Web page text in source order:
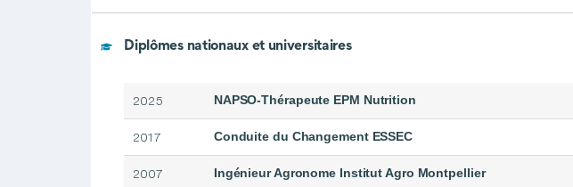
Diplômes nationaux et universitaires
2025 NAPSO-Thérapeute EPM Nutrition
2017 Conduite du Changement ESSEC
2007 Ingénieur Agronome Institut Agro Montpellier